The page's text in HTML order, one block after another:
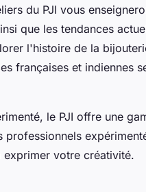
du PJI vous
que les tendances
l'histoire de la
françaises et indiennes
le PJI offre une
professionnels
votre créativité.